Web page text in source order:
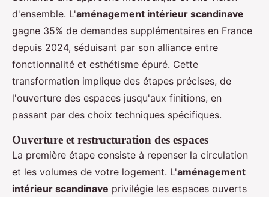
d'ensemble. L'aménagement intérieur scandinave
gagne 35% de demandes supplémentaires en France
depuis 2024, séduisant par son alliance entre
fonctionnalité et esthétisme épuré. Cette
transformation implique des étapes précises, de
l'ouverture des espaces jusqu'aux finitions, en
passant par des choix techniques spécifiques.
Ouverture et restructuration des espaces
La première étape consiste à repenser la circulation
et les volumes de votre logement. L'aménagement
intérieur scandinave privilégie les espaces ouverts